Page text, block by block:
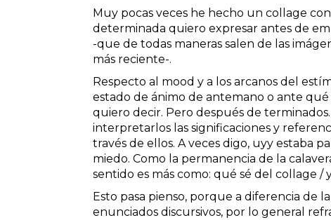
Muy pocas veces he hecho un collage
determinada quiero expresar antes de
-que de todas maneras salen de las
más reciente-.
Respecto al mood y a los arcanos del
estado de ánimo de antemano o ante
quiero decir. Pero después de
interpretarlos las significaciones y
través de ellos. A veces digo, uyy estaba
miedo. Como la permanencia de la
sentido es más como: qué sé del collage /
Esto pasa pienso, porque a diferencia de
enunciados discursivos, por lo general